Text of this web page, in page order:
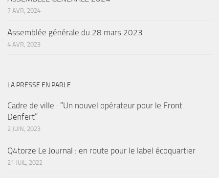
7 AVR, 2024
Assemblée générale du 28 mars 2023
4 AVR, 2023
LA PRESSE EN PARLE
Cadre de ville : “Un nouvel opérateur pour le Front
Denfert”
2 JUIN, 2023
Q4torze Le Journal : en route pour le label écoquartier
21 JUIL, 2022